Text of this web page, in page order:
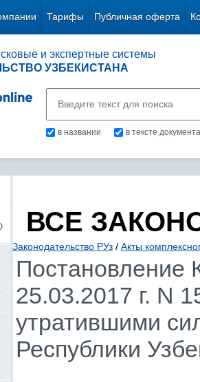
Тарифы Публичная оферта
и экспертные системы
УЗБЕКИСТАНА
в названии в тексте документа
ВСЕ
Законодательство РУз / Акты
Постановление
25.03.2017 г. N
утратившими
Республики